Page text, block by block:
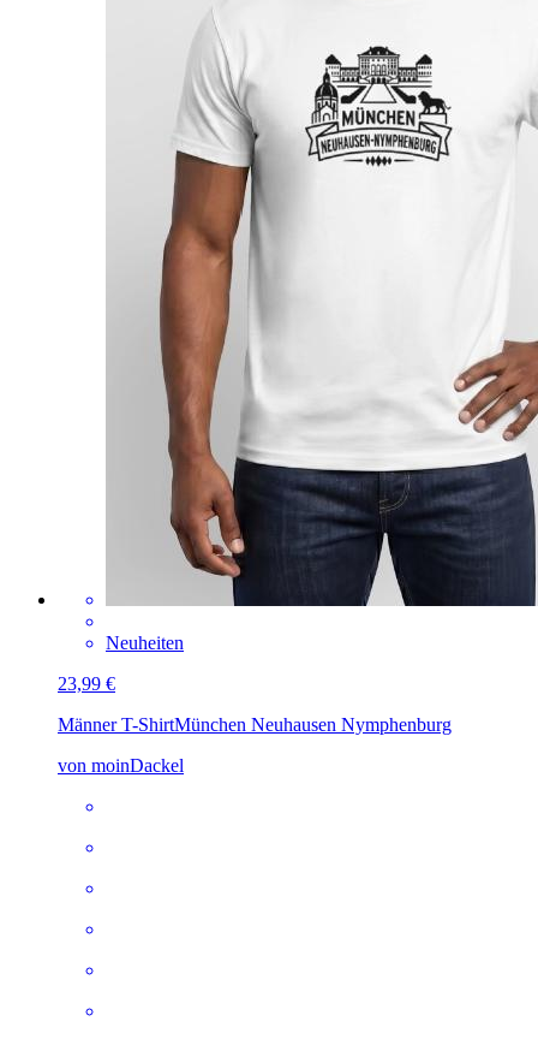
Neuheiten
23,99 €
Männer T-ShirtMünchen Neuhausen Nymphenburg
von moinDackel